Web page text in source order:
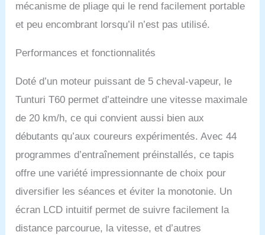
mécanisme de pliage qui le rend facilement portable
et peu encombrant lorsqu’il n’est pas utilisé.
Performances et fonctionnalités
Doté d’un moteur puissant de 5 cheval-vapeur, le
Tunturi T60 permet d’atteindre une vitesse maximale
de 20 km/h, ce qui convient aussi bien aux
débutants qu’aux coureurs expérimentés. Avec 44
programmes d’entraînement préinstallés, ce tapis
offre une variété impressionnante de choix pour
diversifier les séances et éviter la monotonie. Un
écran LCD intuitif permet de suivre facilement la
distance parcourue, la vitesse, et d’autres